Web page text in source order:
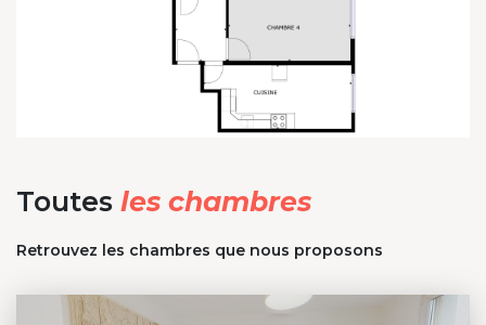
Toutes les chambres
Retrouvez les chambres que nous proposons